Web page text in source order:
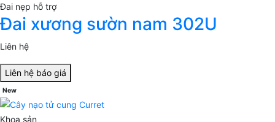
Đai nẹp hỗ trợ
Đai xương sườn nam 302U
Liên hệ
Liên hệ báo giá
New
Khoa sản